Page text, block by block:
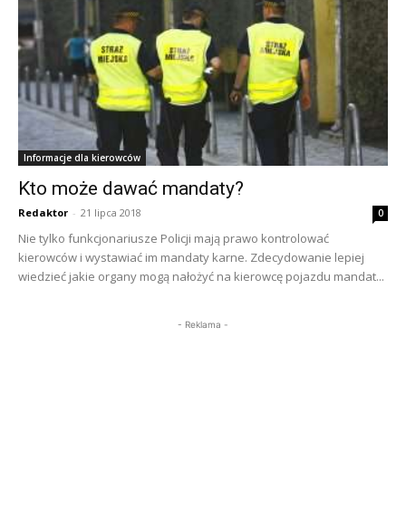
Informacje dla kierowców
Kto może dawać mandaty?
Redaktor - 21 lipca 2018 0
Nie tylko funkcjonariusze Policji mają prawo kontrolować
kierowców i wystawiać im mandaty karne. Zdecydowanie lepiej
wiedzieć jakie organy mogą nałożyć na kierowcę pojazdu mandat...
- Reklama -